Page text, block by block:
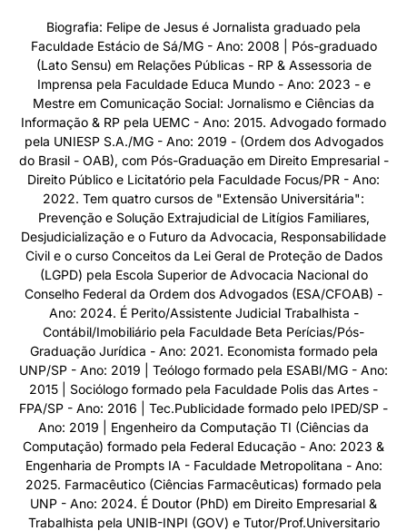
Biografia: Felipe de Jesus é Jornalista graduado pela
Faculdade Estácio de Sá/MG - Ano: 2008 | Pós-graduado
(Lato Sensu) em Relações Públicas - RP & Assessoria de
Imprensa pela Faculdade Educa Mundo - Ano: 2023 - e
Mestre em Comunicação Social: Jornalismo e Ciências da
Informação & RP pela UEMC - Ano: 2015. Advogado formado
pela UNIESP S.A./MG - Ano: 2019 - (Ordem dos Advogados
do Brasil - OAB), com Pós-Graduação em Direito Empresarial -
Direito Público e Licitatório pela Faculdade Focus/PR - Ano:
2022. Tem quatro cursos de "Extensão Universitária":
Prevenção e Solução Extrajudicial de Litígios Familiares,
Desjudicialização e o Futuro da Advocacia, Responsabilidade
Civil e o curso Conceitos da Lei Geral de Proteção de Dados
(LGPD) pela Escola Superior de Advocacia Nacional do
Conselho Federal da Ordem dos Advogados (ESA/CFOAB) -
Ano: 2024. É Perito/Assistente Judicial Trabalhista -
Contábil/Imobiliário pela Faculdade Beta Perícias/Pós-
Graduação Jurídica - Ano: 2021. Economista formado pela
UNP/SP - Ano: 2019 | Teólogo formado pela ESABI/MG - Ano:
2015 | Sociólogo formado pela Faculdade Polis das Artes -
FPA/SP - Ano: 2016 | Tec.Publicidade formado pelo IPED/SP -
Ano: 2019 | Engenheiro da Computação TI (Ciências da
Computação) formado pela Federal Educação - Ano: 2023 &
Engenharia de Prompts IA - Faculdade Metropolitana - Ano:
2025. Farmacêutico (Ciências Farmacêuticas) formado pela
UNP - Ano: 2024. É Doutor (PhD) em Direito Empresarial &
Trabalhista pela UNIB-INPI (GOV) e Tutor/Prof.Universitario